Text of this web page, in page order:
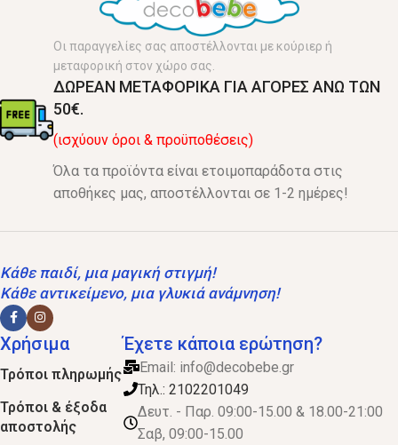
Οι παραγγελίες σας αποστέλλονται με κούριερ ή
μεταφορική στον χώρο σας.
ΔΩΡΕΑΝ ΜΕΤΑΦΟΡΙΚΑ ΓΙΑ ΑΓΟΡΕΣ ΑΝΩ ΤΩΝ
50€.
(ισχύουν όροι & προϋποθέσεις)
Όλα τα προϊόντα είναι ετοιμοπαράδοτα στις
αποθήκες μας, αποστέλλονται σε 1-2 ημέρες!
Κάθε παιδί, μια μαγική στιγμή!
Κάθε αντικείμενο, μια γλυκιά ανάμνηση!
Χρήσιμα
Τρόποι πληρωμής
Τρόποι & έξοδα
αποστολής
Έχετε κάποια ερώτηση?
Email: info@decobebe.gr
Τηλ.: 2102201049
Δευτ. - Παρ. 09:00-15.00 & 18.00-21:00
Σαβ, 09:00-15.00